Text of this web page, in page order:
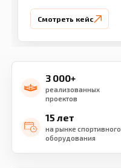
Смотреть кейс
3 000+
реализованных
проектов
15 лет
на рынке спортивного
оборудования